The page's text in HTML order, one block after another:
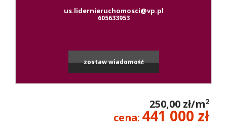
us.lidernieruchomosci@vp.pl
605633953
zostaw wiadomość
250,00 zł/m2
cena: 441 000 zł